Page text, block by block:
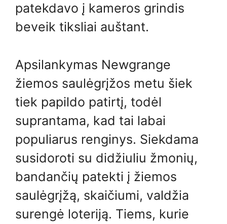
patekdavo į kameros grindis
beveik tiksliai auštant.
Apsilankymas Newgrange
žiemos saulėgrįžos metu šiek
tiek papildo patirtį, todėl
suprantama, kad tai labai
populiarus renginys. Siekdama
susidoroti su didžiuliu žmonių,
bandančių patekti į žiemos
saulėgrįžą, ​​skaičiumi, valdžia
surengė loteriją. Tiems, kurie